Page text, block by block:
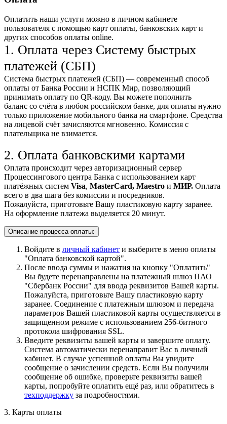
Оплатить наши услуги можно в личном кабинете
пользователя с помощью карт оплаты, банковских карт и
других способов оплаты online.
1. Оплата через Систему быстрых
платежей (СБП)
Система быстрых платежей (СБП) — современный способ
оплаты от Банка России и НСПК Мир, позволяющий
принимать оплату по QR-коду. Вы можете пополнить
баланс со счёта в любом российском банке, для оплаты нужно
только приложение мобильного банка на смартфоне. Средства
на лицевой счёт зачисляются мгновенно. Комиссия с
плательщика не взимается.
2. Оплата банковскими картами
Оплата происходит через авторизационный сервер
Процессингового центра Банка с использованием карт
платёжных систем Visa, MasterCard, Maestro и МИР. Оплата
всего в два шага без комиссии и посредников.
Пожалуйста, приготовьте Вашу пластиковую карту заранее.
На оформление платежа выделяется 20 минут.
Описание процесса оплаты:
Войдите в личный кабинет и выберите в меню оплаты
"Оплата банковской картой".
После ввода суммы и нажатия на кнопку "Оплатить"
Вы будете перенаправлены на платежный шлюз ПАО
"Сбербанк России" для ввода реквизитов Вашей карты.
Пожалуйста, приготовьте Вашу пластиковую карту
заранее. Соединение с платежным шлюзом и передача
параметров Вашей пластиковой карты осуществляется в
защищенном режиме с использованием 256-битного
протокола шифрования SSL.
Введите реквизиты вашей карты и завершите оплату.
Система автоматически перенаправит Вас в личный
кабинет. В случае успешной оплаты Вы увидите
сообщение о зачислении средств. Если Вы получили
сообщение об ошибке, проверьте реквизиты вашей
карты, попробуйте оплатить ещё раз, или обратитесь в
техподдержку за подробностями.
3. Карты оплаты